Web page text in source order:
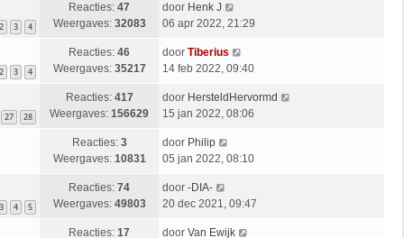
2 3 4
Reacties: 47
Weergaves: 32083
door Henk J
06 apr 2022, 21:29
2 3 4
Reacties: 46
Weergaves: 35217
door Tiberius
14 feb 2022, 09:40
27 28
Reacties: 417
Weergaves: 156629
door HersteldHervormd
15 jan 2022, 08:06
Reacties: 3
Weergaves: 10831
door Philip
05 jan 2022, 08:10
3 4 5
Reacties: 74
Weergaves: 49803
door -DIA-
20 dec 2021, 09:47
Reacties: 17
door Van Ewijk